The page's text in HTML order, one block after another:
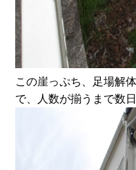
この崖っぷち、足場解
で、人数が揃うまで数